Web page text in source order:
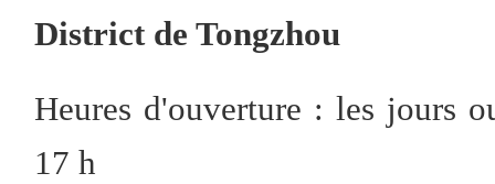
District de Tongzhou
Heures d'ouverture : les jours
17 h